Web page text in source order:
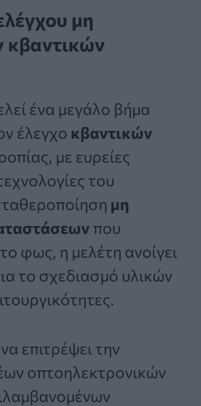
μη
κβαντικών
ένα μεγάλο βήμα
έλεγχο κβαντικών
με ευρείες
του
μη
που
φως, η μελέτη ανοίγει
το σχεδιασμό υλικών
επιτρέψει την
οπτοηλεκτρονικών